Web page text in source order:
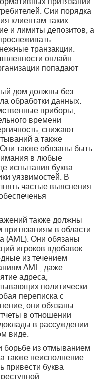
притязаний
Сии порядка
клиентам таких
и лимиты депозитов, а
транзакции.
онлайн-
попадают
дом должны без
обработки данных.
приборы,
времени
снижают
а также
также обязаны быть
в любые
испытания буква
уязвимостей. В
частые выяснения
также должны
притязаниям в области
(AML). Они обязаны
игроков вдобавок
из течением
AML, даже
адреса,
политически
переписка с
они обязаны
в отношении
в рассуждении
виде.
борьбе из отмыванием
также неисполнение
привести буква